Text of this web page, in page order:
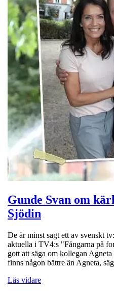
Gunde Svan om
Sjödin
De är minst sagt ett av svenskt
aktuella i TV4:s "Fångarna på
gott att säga om kollegan
finns någon bättre än Agneta,
Läs vidare